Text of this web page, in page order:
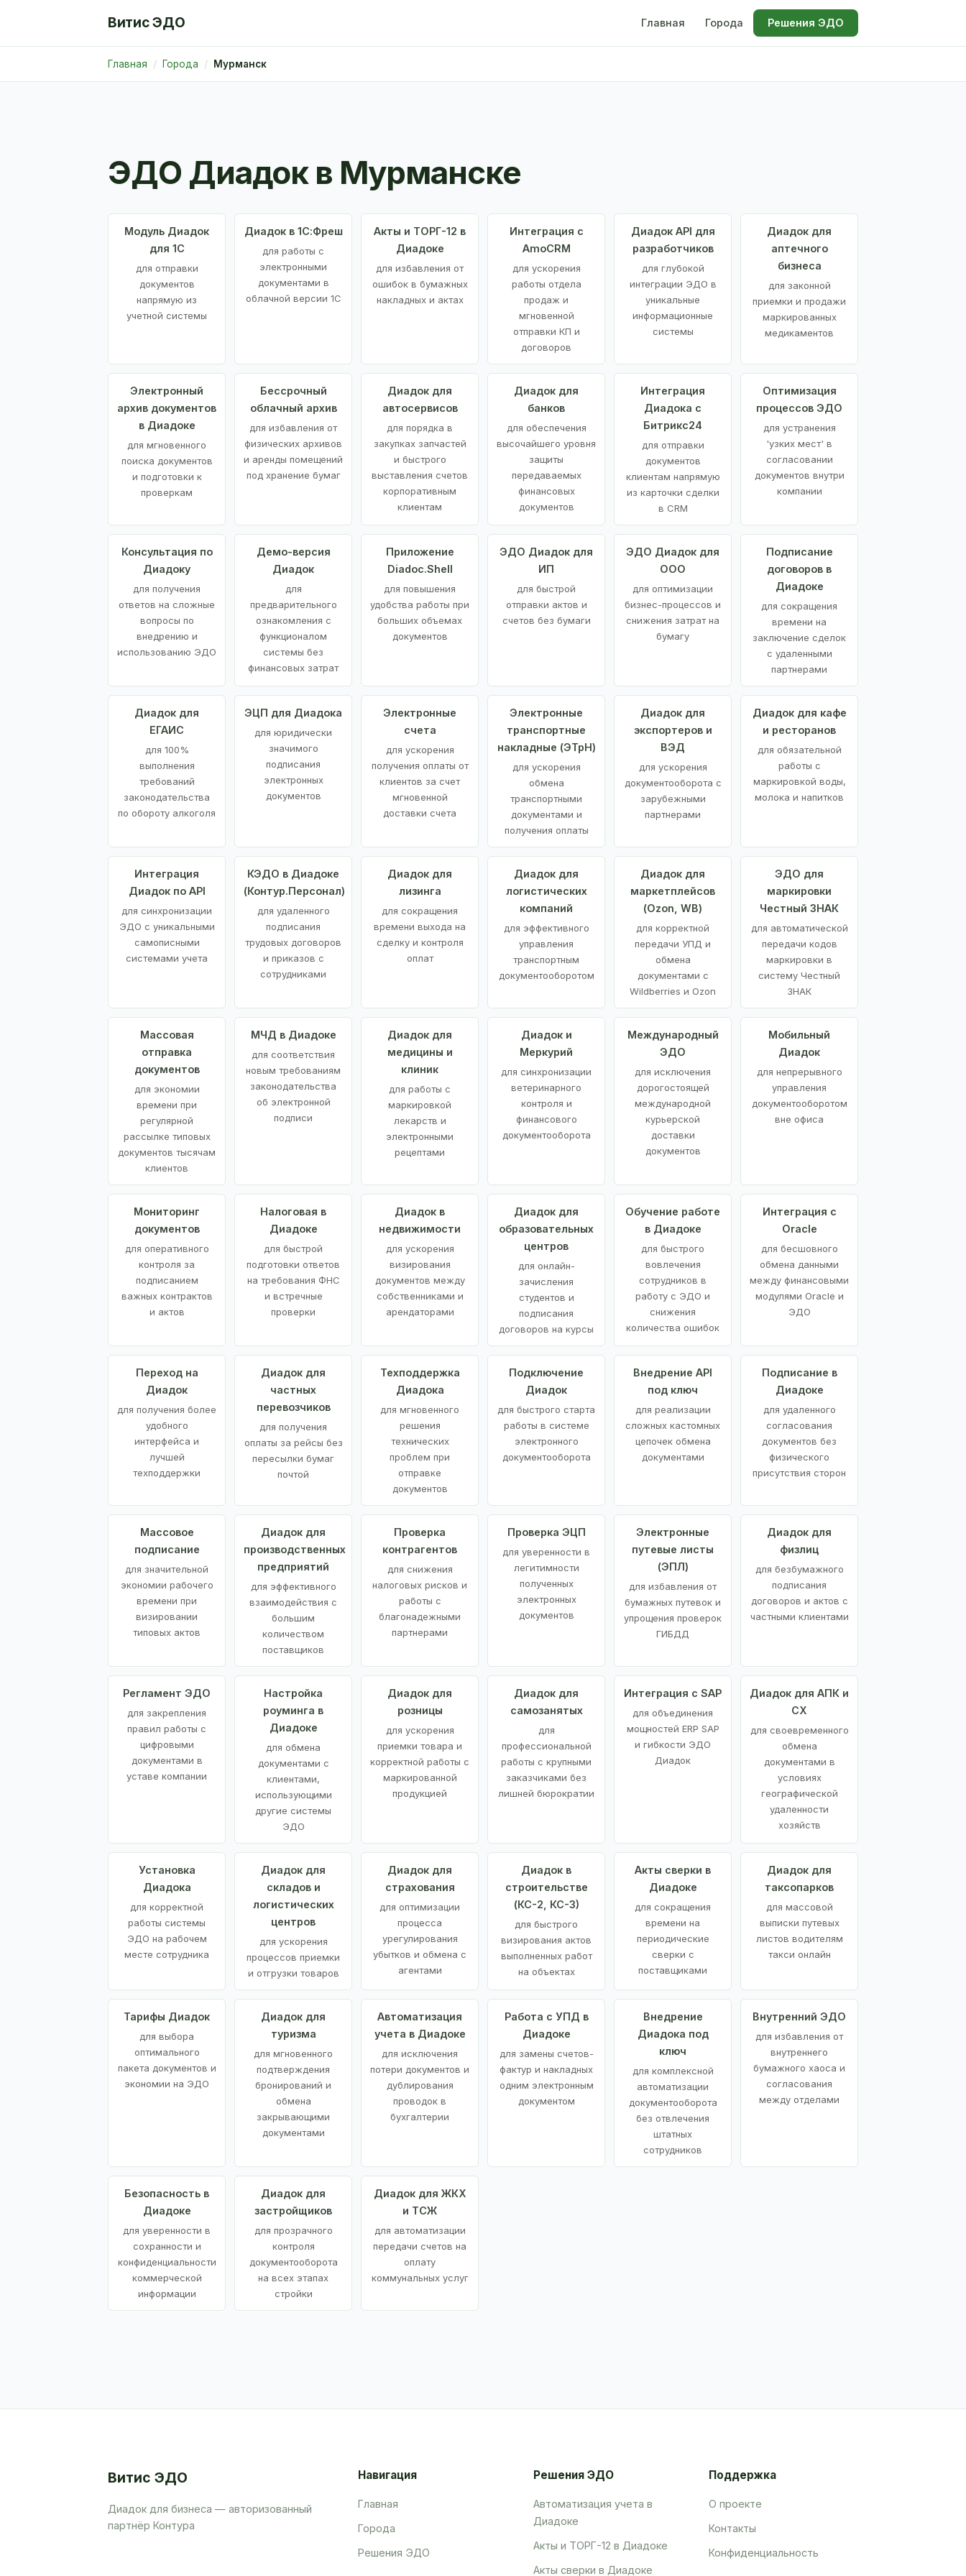
Витис ЭДО Главная Города Решения ЭДО
Главная Города Мурманск
ЭДО Диадок в Мурманске
Модуль Диадок
для 1С
для отправки
документов
напрямую из
учетной системы
Диадок в 1С:Фреш
для работы с
электронными
документами в
облачной версии 1С
Акты и ТОРГ-12 в
Диадоке
для избавления от
ошибок в бумажных
накладных и актах
Интеграция с
AmoCRM
для ускорения
работы отдела
продаж и
мгновенной
отправки КП и
договоров
Диадок API для
разработчиков
для глубокой
интеграции ЭДО в
уникальные
информационные
системы
Диадок для
аптечного
бизнеса
для законной
приемки и продажи
маркированных
медикаментов
Электронный
архив документов
в Диадоке
для мгновенного
поиска документов
и подготовки к
проверкам
Бессрочный
облачный архив
для избавления от
физических архивов
и аренды помещений
под хранение бумаг
Диадок для
автосервисов
для порядка в
закупках запчастей
и быстрого
выставления счетов
корпоративным
клиентам
Диадок для
банков
для обеспечения
высочайшего уровня
защиты
передаваемых
финансовых
документов
Интеграция
Диадока с
Битрикс24
для отправки
документов
клиентам напрямую
из карточки сделки
в CRM
Оптимизация
процессов ЭДО
для устранения
'узких мест' в
согласовании
документов внутри
компании
Консультация по
Диадоку
для получения
ответов на сложные
вопросы по
внедрению и
использованию ЭДО
Демо-версия
Диадок
для
предварительного
ознакомления с
функционалом
системы без
финансовых затрат
Приложение
Diadoc.Shell
для повышения
удобства работы при
больших объемах
документов
ЭДО Диадок для
ИП
для быстрой
отправки актов и
счетов без бумаги
ЭДО Диадок для
ООО
для оптимизации
бизнес-процессов и
снижения затрат на
бумагу
Подписание
договоров в
Диадоке
для сокращения
времени на
заключение сделок
с удаленными
партнерами
Диадок для
ЕГАИС
для 100%
выполнения
требований
законодательства
по обороту алкоголя
ЭЦП для Диадока
для юридически
значимого
подписания
электронных
документов
Электронные
счета
для ускорения
получения оплаты от
клиентов за счет
мгновенной
доставки счета
Электронные
транспортные
накладные (ЭТрН)
для ускорения
обмена
транспортными
документами и
получения оплаты
Диадок для
экспортеров и
ВЭД
для ускорения
документооборота с
зарубежными
партнерами
Диадок для кафе
и ресторанов
для обязательной
работы с
маркировкой воды,
молока и напитков
Интеграция
Диадок по API
для синхронизации
ЭДО с уникальными
самописными
системами учета
КЭДО в Диадоке
(Контур.Персонал)
для удаленного
подписания
трудовых договоров
и приказов с
сотрудниками
Диадок для
лизинга
для сокращения
времени выхода на
сделку и контроля
оплат
Диадок для
логистических
компаний
для эффективного
управления
транспортным
документооборотом
Диадок для
маркетплейсов
(Ozon, WB)
для корректной
передачи УПД и
обмена
документами с
Wildberries и Ozon
ЭДО для
маркировки
Честный ЗНАК
для автоматической
передачи кодов
маркировки в
систему Честный
ЗНАК
Массовая
отправка
документов
для экономии
времени при
регулярной
рассылке типовых
документов тысячам
клиентов
МЧД в Диадоке
для соответствия
новым требованиям
законодательства
об электронной
подписи
Диадок для
медицины и
клиник
для работы с
маркировкой
лекарств и
электронными
рецептами
Диадок и
Меркурий
для синхронизации
ветеринарного
контроля и
финансового
документооборота
Международный
ЭДО
для исключения
дорогостоящей
международной
курьерской
доставки
документов
Мобильный
Диадок
для непрерывного
управления
документооборотом
вне офиса
Мониторинг
документов
для оперативного
контроля за
подписанием
важных контрактов
и актов
Налоговая в
Диадоке
для быстрой
подготовки ответов
на требования ФНС
и встречные
проверки
Диадок в
недвижимости
для ускорения
визирования
документов между
собственниками и
арендаторами
Диадок для
образовательных
центров
для онлайн-
зачисления
студентов и
подписания
договоров на курсы
Обучение работе
в Диадоке
для быстрого
вовлечения
сотрудников в
работу с ЭДО и
снижения
количества ошибок
Интеграция с
Oracle
для бесшовного
обмена данными
между финансовыми
модулями Oracle и
ЭДО
Переход на
Диадок
для получения более
удобного
интерфейса и
лучшей
техподдержки
Диадок для
частных
перевозчиков
для получения
оплаты за рейсы без
пересылки бумаг
почтой
Техподдержка
Диадока
для мгновенного
решения
технических
проблем при
отправке
документов
Подключение
Диадок
для быстрого старта
работы в системе
электронного
документооборота
Внедрение API
под ключ
для реализации
сложных кастомных
цепочек обмена
документами
Подписание в
Диадоке
для удаленного
согласования
документов без
физического
присутствия сторон
Массовое
подписание
для значительной
экономии рабочего
времени при
визировании
типовых актов
Диадок для
производственных
предприятий
для эффективного
взаимодействия с
большим
количеством
поставщиков
Проверка
контрагентов
для снижения
налоговых рисков и
работы с
благонадежными
партнерами
Проверка ЭЦП
для уверенности в
легитимности
полученных
электронных
документов
Электронные
путевые листы
(ЭПЛ)
для избавления от
бумажных путевок и
упрощения проверок
ГИБДД
Диадок для
физлиц
для безбумажного
подписания
договоров и актов с
частными клиентами
Регламент ЭДО
для закрепления
правил работы с
цифровыми
документами в
уставе компании
Настройка
роуминга в
Диадоке
для обмена
документами с
клиентами,
использующими
другие системы
ЭДО
Диадок для
розницы
для ускорения
приемки товара и
корректной работы с
маркированной
продукцией
Диадок для
самозанятых
для
профессиональной
работы с крупными
заказчиками без
лишней бюрократии
Интеграция с SAP
для объединения
мощностей ERP SAP
и гибкости ЭДО
Диадок
Диадок для АПК и
СХ
для своевременного
обмена
документами в
условиях
географической
удаленности
хозяйств
Установка
Диадока
для корректной
работы системы
ЭДО на рабочем
месте сотрудника
Диадок для
складов и
логистических
центров
для ускорения
процессов приемки
и отгрузки товаров
Диадок для
страхования
для оптимизации
процесса
урегулирования
убытков и обмена с
агентами
Диадок в
строительстве
(КС-2, КС-3)
для быстрого
визирования актов
выполненных работ
на объектах
Акты сверки в
Диадоке
для сокращения
времени на
периодические
сверки с
поставщиками
Диадок для
таксопарков
для массовой
выписки путевых
листов водителям
такси онлайн
Тарифы Диадок
для выбора
оптимального
пакета документов и
экономии на ЭДО
Диадок для
туризма
для мгновенного
подтверждения
бронирований и
обмена
закрывающими
документами
Автоматизация
учета в Диадоке
для исключения
потери документов и
дублирования
проводок в
бухгалтерии
Работа с УПД в
Диадоке
для замены счетов-
фактур и накладных
одним электронным
документом
Внедрение
Диадока под
ключ
для комплексной
автоматизации
документооборота
без отвлечения
штатных
сотрудников
Внутренний ЭДО
для избавления от
внутреннего
бумажного хаоса и
согласования
между отделами
Безопасность в
Диадоке
для уверенности в
сохранности и
конфиденциальности
коммерческой
информации
Диадок для
застройщиков
для прозрачного
контроля
документооборота
на всех этапах
стройки
Диадок для ЖКХ
и ТСЖ
для автоматизации
передачи счетов на
оплату
коммунальных услуг
Витис ЭДО
Диадок для бизнеса — авторизованный
партнёр Контура
Навигация
Главная
Города
Решения ЭДО
Решения ЭДО
Автоматизация учета в
Диадоке
Акты и ТОРГ-12 в Диадоке
Акты сверки в Диадоке
Поддержка
О проекте
Контакты
Конфиденциальность